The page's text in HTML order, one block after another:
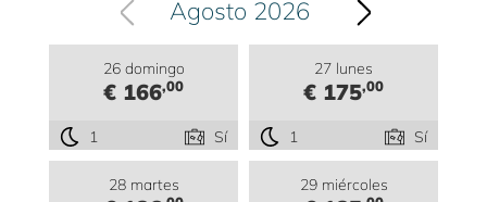
Agosto 2026
26 domingo
€ 166,00
1 Sí
27 lunes
€ 175,00
1 Sí
28 martes 29 miércoles